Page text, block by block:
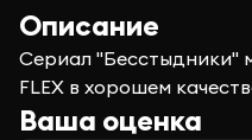
Описание
Сериал "Бесстыдники"
FLEX в хорошем
Ваша оценка